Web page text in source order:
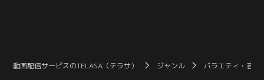
動画配信サービスのTELASA（テラサ） ジャンル バラエティ・音楽